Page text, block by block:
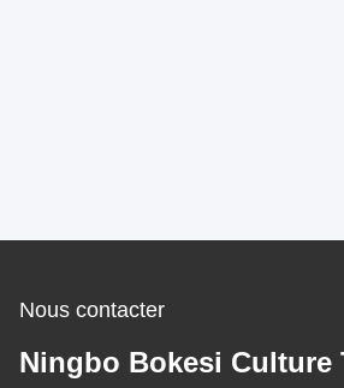
Nous contacter
Ningbo Bokesi Culture